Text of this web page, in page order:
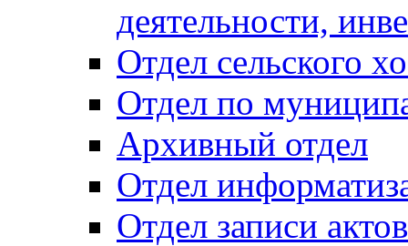
деятельности,
Отдел сельского
Отдел по
Архивный отдел
Отдел
Отдел записи